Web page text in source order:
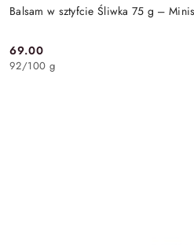
Balsam w sztyfcie Śliwka 75 g –
Cena:
69.00
92/100 g